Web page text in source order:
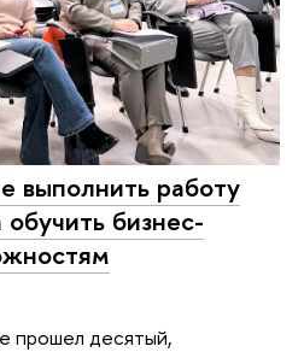
выполнить работу
бизнес-
прошел десятый,